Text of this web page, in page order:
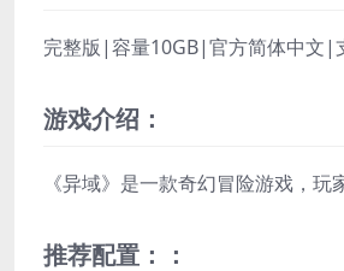
完整版|容量10GB|官方简体中文|
游戏介绍：
《异域》是一款奇幻冒险游戏， 玩
推荐配置：：